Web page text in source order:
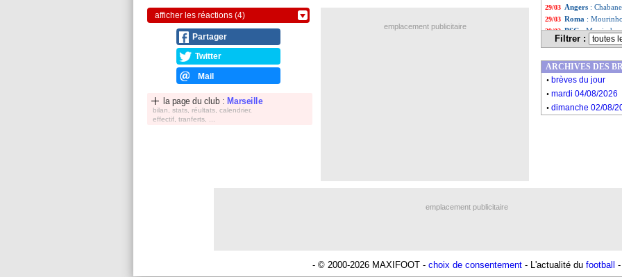
afficher les réactions (4)
Partager
Twitter
Mail
la page du club : Marseille
bilan, stats, réultats, calendrier,
effectif, tranferts, ...
29/03 Angers :
29/03 Roma :
29/03 PSG: Messi,
29/03 OM : la L1
29/03 Espagne: Rodri
29/03 OM: Tudor
PSG : Mbappé,
29/03 Argentine:
Filtrer :
emplacement publicitaire
ARCHIVES DES
. brèves du jour
. mardi 04/08/2026
. dimanche 02/08/
emplacement publicitaire
- © 2000-2026 MAXIFOOT - choix de consentement - L'actualité du football -